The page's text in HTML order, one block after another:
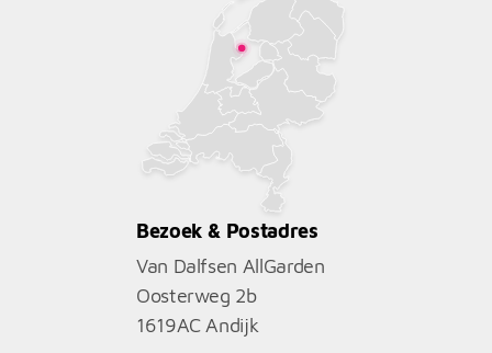
Bezoek & Postadres
Van Dalfsen AllGarden
Oosterweg 2b
1619AC Andijk